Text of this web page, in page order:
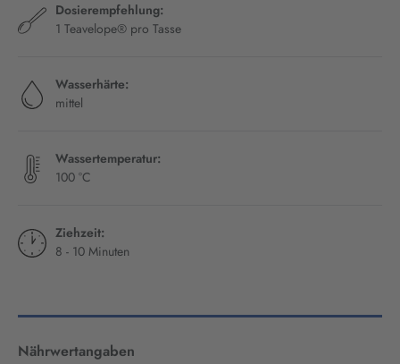
Dosierempfehlung:
1 Teavelope® pro Tasse
Wasserhärte:
mittel
Wassertemperatur:
100 °C
Ziehzeit:
8 - 10 Minuten
Nährwertangaben